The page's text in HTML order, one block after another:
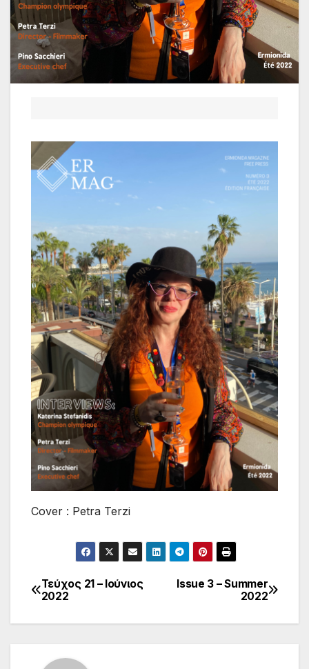
Cover : Petra Terzi
Πλοήγηση
άρθρων
Issue 3 – Summer
2022
Τεύχος 21 – Ιούνιος
2022